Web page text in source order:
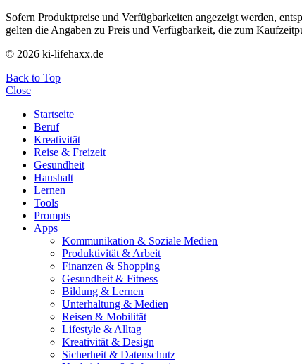
Sofern Produktpreise und Verfügbarkeiten angezeigt werden,
gelten die Angaben zu Preis und Verfügbarkeit, die zum
© 2026 ki-lifehaxx.de
Back to Top
Close
Startseite
Beruf
Kreativität
Reise & Freizeit
Gesundheit
Haushalt
Lernen
Tools
Prompts
Apps
Kommunikation & Soziale Medien
Produktivität & Arbeit
Finanzen & Shopping
Gesundheit & Fitness
Bildung & Lernen
Unterhaltung & Medien
Reisen & Mobilität
Lifestyle & Alltag
Kreativität & Design
Sicherheit & Datenschutz